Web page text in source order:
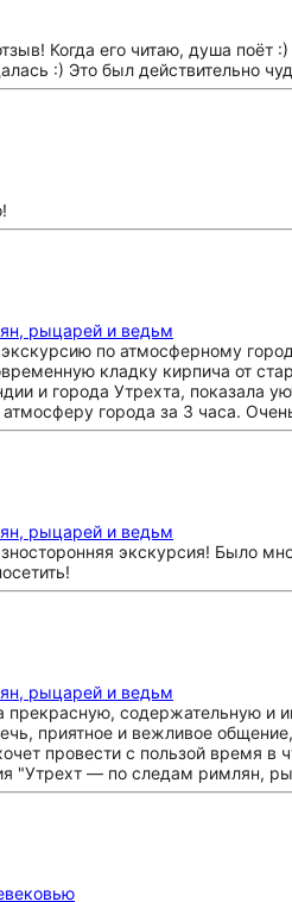
Когда его читаю, душа
:) Это был действительно
рыцарей и ведьм
по атмосферному
кладку кирпича от
и города Утрехта, показала
города за 3 часа.
рыцарей и ведьм
экскурсия! Было
рыцарей и ведьм
прекрасную, содержательную и
приятное и вежливое
провести с пользой время в